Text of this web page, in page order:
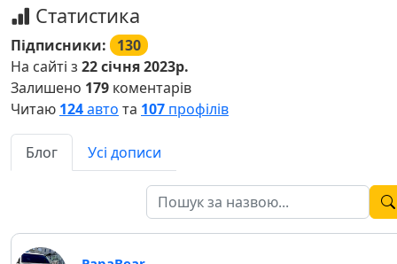
Статистика
Підписники:
130
На сайті з 22 січня 2023р.
Залишено 179 коментарів
Читаю 124авто та 107 профілів
Блог Усі дописи